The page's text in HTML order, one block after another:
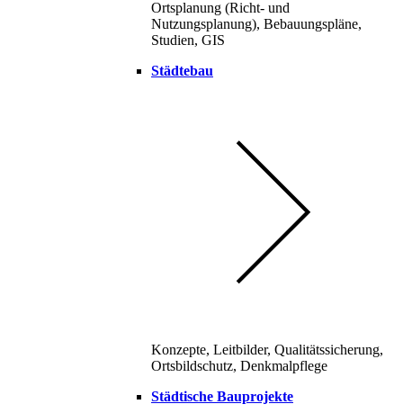
Ortsplanung (Richt- und
Nutzungsplanung), Bebauungspläne,
Studien, GIS
Städtebau
Konzepte, Leitbilder, Qualitätssicherung,
Ortsbildschutz, Denkmalpflege
Städtische Bauprojekte